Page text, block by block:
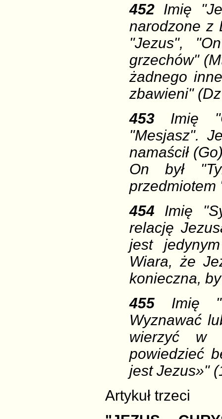
452 Imię
narodzone z
"Jezus",
grzechów"
żadnego
zbawieni"
453 Imię
"Mesjasz".
namaścił
On był
przedmiotem
454 Imię
relację
jest
Wiara, że
konieczna,
455 Imię
Wyznawać
wierzyć w
powiedzieć
jest Jezus»"
Artykuł trzeci